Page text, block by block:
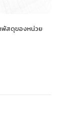
พัสดุของหน่วย